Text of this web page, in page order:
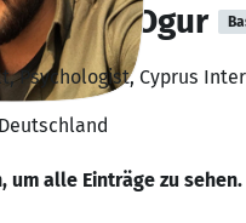
Civan Ogur
Psychologist, Cyprus
um alle Einträge zu sehen.